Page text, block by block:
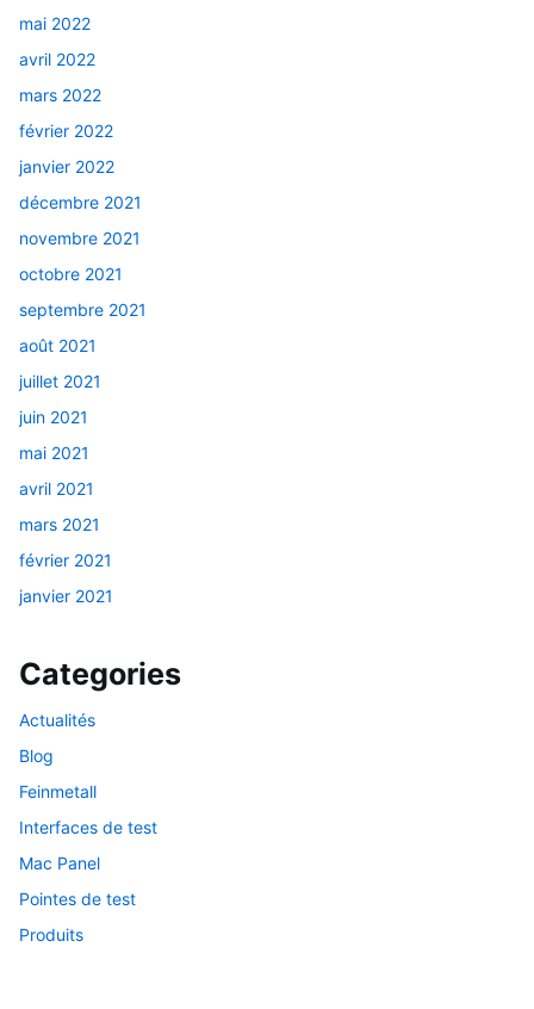
mai 2022
avril 2022
mars 2022
février 2022
janvier 2022
décembre 2021
novembre 2021
octobre 2021
septembre 2021
août 2021
juillet 2021
juin 2021
mai 2021
avril 2021
mars 2021
février 2021
janvier 2021
Categories
Actualités
Blog
Feinmetall
Interfaces de test
Mac Panel
Pointes de test
Produits